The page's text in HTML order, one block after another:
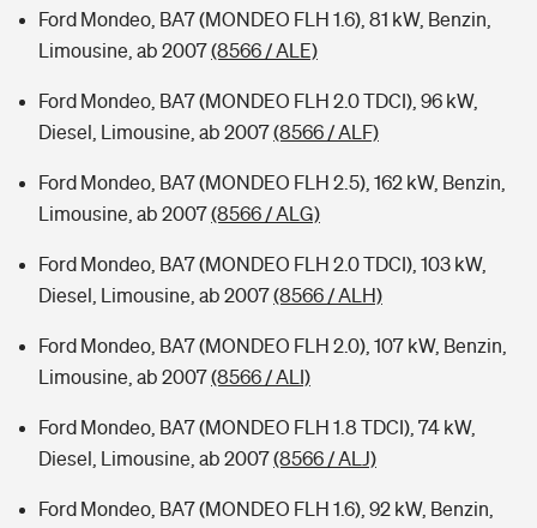
Ford Mondeo, BA7 (MONDEO FLH 1.6), 81 kW, Benzin,
Limousine, ab 2007(8566 / ALE)
Ford Mondeo, BA7 (MONDEO FLH 2.0 TDCI), 96 kW,
Diesel, Limousine, ab 2007(8566 / ALF)
Ford Mondeo, BA7 (MONDEO FLH 2.5), 162 kW, Benzin,
Limousine, ab 2007(8566 / ALG)
Ford Mondeo, BA7 (MONDEO FLH 2.0 TDCI), 103 kW,
Diesel, Limousine, ab 2007(8566 / ALH)
Ford Mondeo, BA7 (MONDEO FLH 2.0), 107 kW, Benzin,
Limousine, ab 2007(8566 / ALI)
Ford Mondeo, BA7 (MONDEO FLH 1.8 TDCI), 74 kW,
Diesel, Limousine, ab 2007(8566 / ALJ)
Ford Mondeo, BA7 (MONDEO FLH 1.6), 92 kW, Benzin,